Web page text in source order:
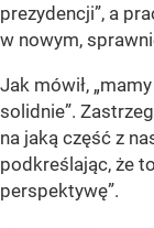
prezydencji”, a
w nowym,
Jak mówił,
solidnie”.
na jaką część z
podkreślając, że
perspektywę”.